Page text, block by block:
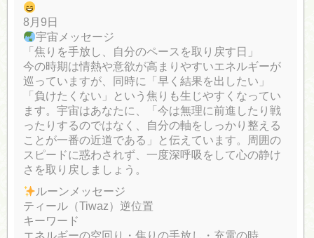
8月9日
宇宙メッセージ
「焦りを手放し、自分のペースを取り戻す日」
今の時期は情熱や意欲が高まりやすいエネルギーが
巡っていますが、同時に「早く結果を出したい」
「負けたくない」という焦りも生じやすくなってい
ます。宇宙はあなたに、「今は無理に前進したり戦
ったりするのではなく、自分の軸をしっかり整える
ことが一番の近道である」と伝えています。周囲の
スピードに惑わされず、一度深呼吸をして心の静け
さを取り戻しましょう。
ルーンメッセージ
ティール（Tiwaz）逆位置
キーワード